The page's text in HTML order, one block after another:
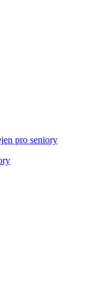
pro seniory